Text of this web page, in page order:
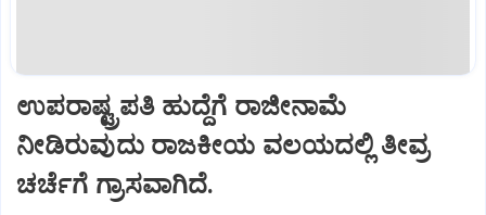
ಉಪರಾಷ್ಟ್ರಪತಿ ಹುದ್ದೆಗೆ ರಾಜೀನಾಮೆ
ನೀಡಿರುವುದು ರಾಜಕೀಯ ವಲಯದಲ್ಲಿ ತೀವ್ರ
ಚರ್ಚೆಗೆ ಗ್ರಾಸವಾಗಿದೆ.